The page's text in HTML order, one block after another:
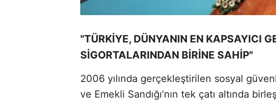
"TÜRKİYE, DÜNYANIN EN KAPSAYICI
SİGORTALARINDAN BİRİNE SAHİP"
2006 yılında gerçekleştirilen sosyal
ve Emekli Sandığı’nın tek çatı altında